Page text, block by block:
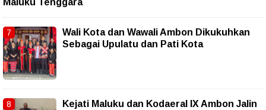
Maluku Tenggara
Wali Kota dan Wawali Ambon Dikukuhkan
Sebagai Upulatu dan Pati Kota
Kejati Maluku dan Kodaeral IX Ambon Jalin